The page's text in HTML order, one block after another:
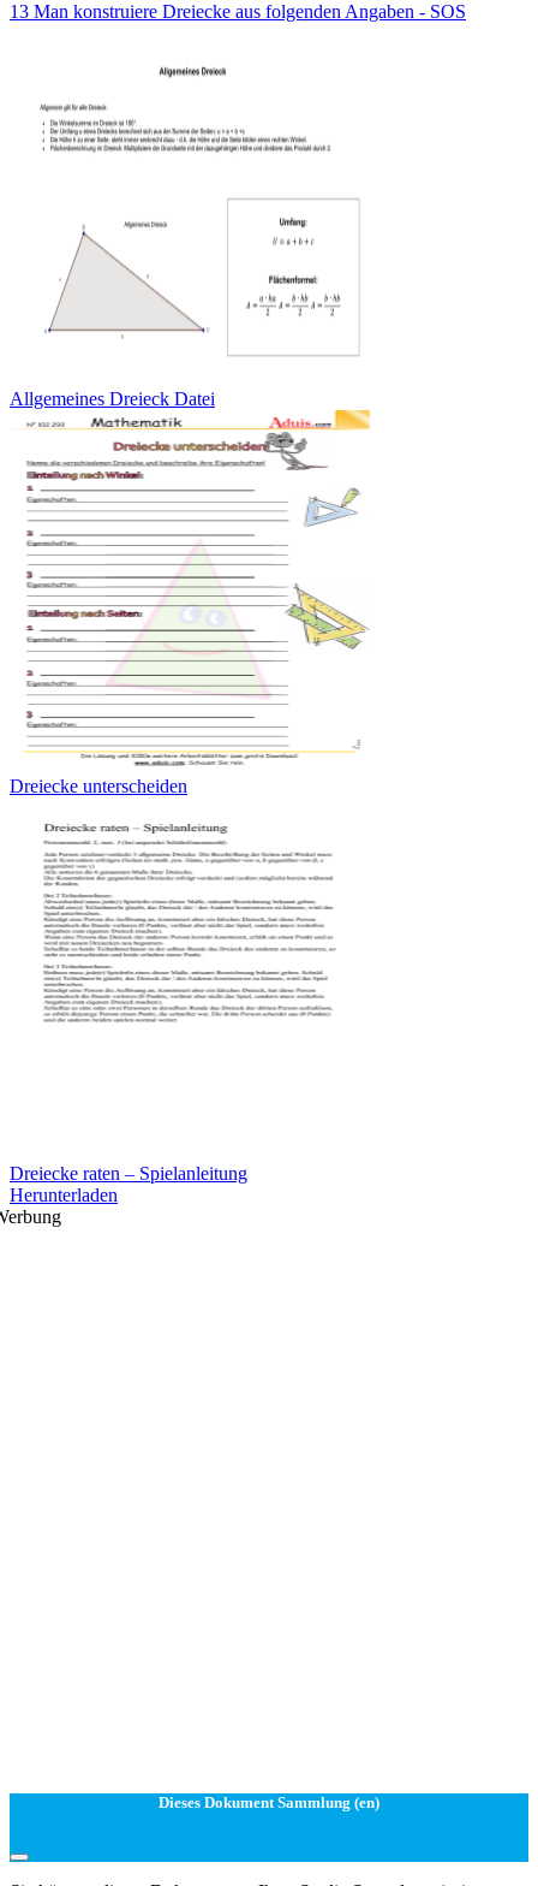
13 Man konstruiere Dreiecke aus folgenden Angaben - SOS
Allgemeines Dreieck Datei
Dreiecke unterscheiden
Dreiecke raten – Spielanleitung
Herunterladen
Dieses Dokument Sammlung (en)